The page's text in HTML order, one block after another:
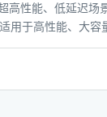
高性能、低延迟场
用于高性能、大容